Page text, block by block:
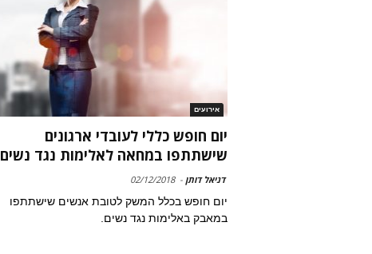
אירועים
יום חופש כללי לעובדי ארגונים
שישתתפו במחאה לאלימות נגד נשים
דניאל דותן -
02/12/2018
יום חופש בכלל המשק לטובת אנשים שישתתפו
במאבק באלימות נגד נשים.